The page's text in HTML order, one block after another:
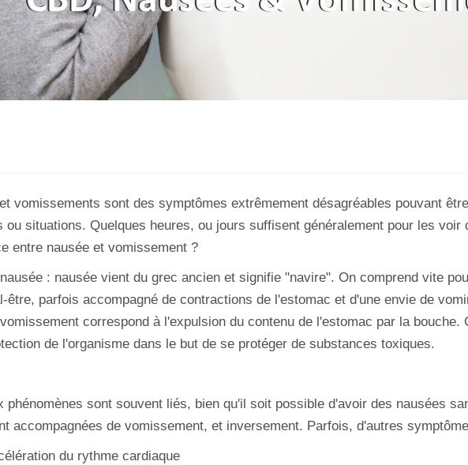
vomissements sont des symptômes extrêmement désagréables pouvant
ou situations. Quelques heures, ou jours suffisent généralement pour les
entre nausée et vomissement ?
: nausée vient du grec ancien et signifie "navire". On comprend vite
être, parfois accompagné de contractions de l'estomac et d'une envie de
correspond à l'expulsion du contenu de l'estomac par la bouche.
de l'organisme dans le but de se protéger de substances toxiques.
phénomènes sont souvent liés, bien qu'il soit possible d'avoir des nausées
accompagnées de vomissement, et inversement. Parfois, d'autres
du rythme cardiaque